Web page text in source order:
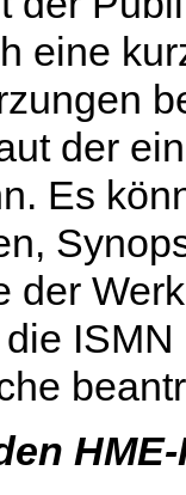
eine
der
Es
der